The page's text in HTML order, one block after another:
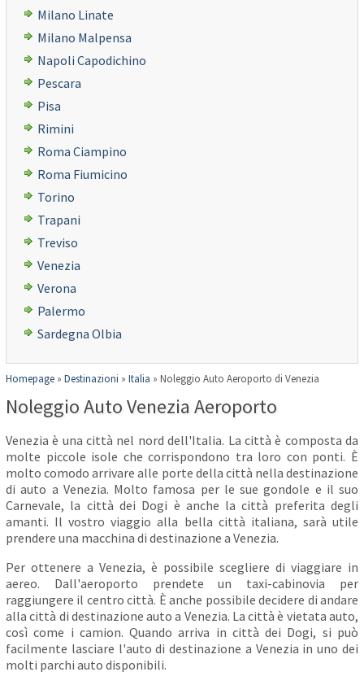
Milano Linate
Milano Malpensa
Napoli Capodichino
Pescara
Pisa
Rimini
Roma Ciampino
Roma Fiumicino
Torino
Trapani
Treviso
Venezia
Verona
Palermo
Sardegna Olbia
Homepage » Destinazioni » Italia » Noleggio Auto Aeroporto di Venezia
Noleggio Auto Venezia Aeroporto
Venezia è una città nel nord dell'Italia. La città è composta da
molte piccole isole che corrispondono tra loro con ponti. È
molto comodo arrivare alle porte della città nella destinazione
di auto a Venezia. Molto famosa per le sue gondole e il suo
Carnevale, la città dei Dogi è anche la città preferita degli
amanti. Il vostro viaggio alla bella città italiana, sarà utile
prendere una macchina di destinazione a Venezia.
Per ottenere a Venezia, è possibile scegliere di viaggiare in
aereo. Dall'aeroporto prendete un taxi-cabinovia per
raggiungere il centro città. È anche possibile decidere di andare
alla città di destinazione auto a Venezia. La città è vietata auto,
così come i camion. Quando arriva in città dei Dogi, si può
facilmente lasciare l'auto di destinazione a Venezia in uno dei
molti parchi auto disponibili.